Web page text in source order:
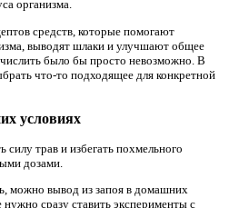
организма.
средств, которые помогают
выводят шлаки и улучшают общее
было бы просто невозможно. В
что-то подходящее для конкретной
условиях
трав и избегать похмельного
дозами.
можно вывод из запоя в домашних
сразу ставить эксперименты с